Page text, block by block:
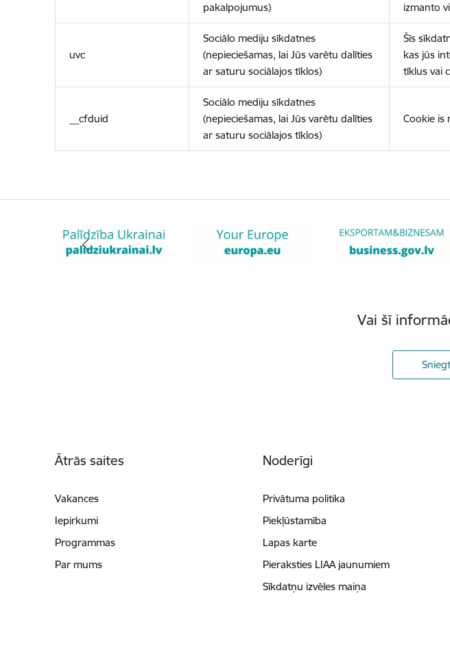
pakalpojumus)
izmanto
uvc
Sociālo mediju sīkdatnes
(nepieciešamas, lai Jūs varētu dalīties
ar saturu sociālajos tīklos)
Šīs
kas jūs
tīklus vai
__cfduid
Sociālo mediju sīkdatnes
(nepieciešamas, lai Jūs varētu dalīties
ar saturu sociālajos tīklos)
Cookie is
Vai šī
Ātrās saites
Vakances
Iepirkumi
Programmas
Par mums
Noderīgi
Privātuma politika
Piekļūstamība
Lapas karte
Pieraksties LIAA jaunumiem
Sīkdatņu izvēles maiņa